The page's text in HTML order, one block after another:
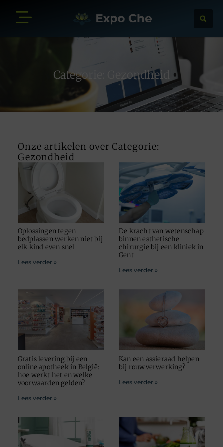
Categorie: Gezondheid
Onze artikelen over Categorie:
Gezondheid
Oplossingen tegen
bedplassen werken niet bij
elk kind even snel
Lees verder »
De kracht van wetenschap
binnen esthetische
chirurgie bij een kliniek in
Gent
Lees verder »
Gratis levering bij een
online apotheek in België:
hoe werkt het en welke
voorwaarden gelden?
Lees verder »
Kan een assieraad helpen
bij rouwverwerking?
Lees verder »